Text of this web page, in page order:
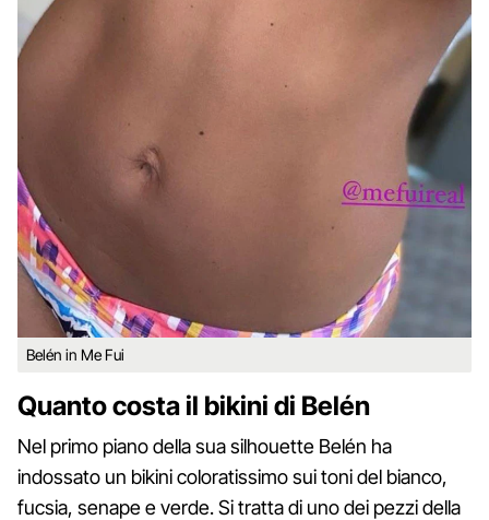
Belén in Me Fui
Quanto costa il bikini di Belén
Nel primo piano della sua silhouette Belén ha
indossato un bikini coloratissimo sui toni del bianco,
fucsia, senape e verde. Si tratta di uno dei pezzi della